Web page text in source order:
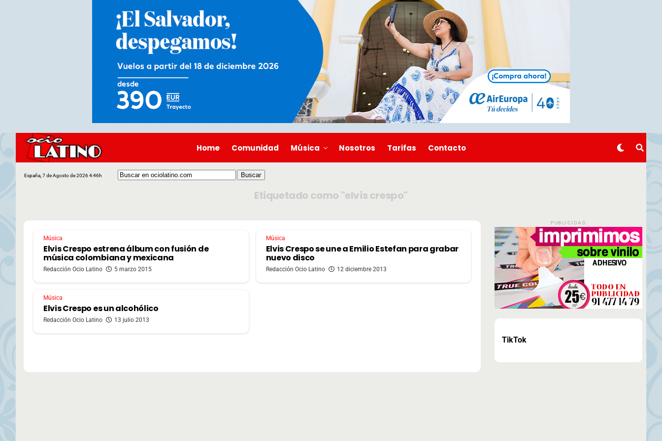
Home Comunidad Música Nosotros Tarifas Contacto
España, 7 de Agosto de 2026 4:46h
Etiquetado como "elvis crespo"
Música
Elvis Crespo estrena álbum con fusión de
música colombiana y mexicana
Redacción Ocio Latino 5 marzo 2015
Música
Elvis Crespo se une a Emilio Estefan para grabar
nuevo disco
Redacción Ocio Latino 12 diciembre 2013
Música
Elvis Crespo es un alcohólico
Redacción Ocio Latino 13 julio 2013
PUBLICIDAD
TikTok